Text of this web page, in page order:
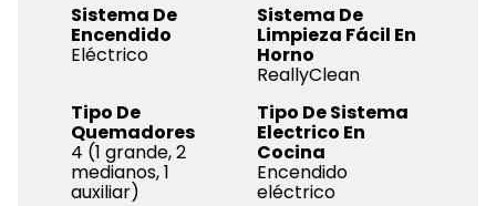
Sistema De
Encendido
Eléctrico
Sistema De
Limpieza Fácil En
Horno
ReallyClean
Tipo De
Quemadores
4 (1 grande, 2
medianos, 1
auxiliar)
Tipo De Sistema
Electrico En
Cocina
Encendido
eléctrico